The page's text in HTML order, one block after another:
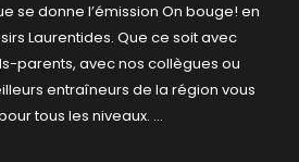
se donne l’émission On bouge! en
Laurentides. Que ce soit avec
parents, avec nos collègues ou
entraîneurs de la région vous
tous les niveaux. ...